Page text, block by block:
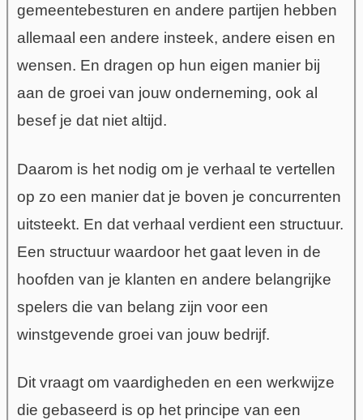
gemeentebesturen en andere partijen hebben
allemaal een andere insteek, andere eisen en
wensen. En dragen op hun eigen manier bij
aan de groei van jouw onderneming, ook al
besef je dat niet altijd.
Daarom is het nodig om je verhaal te vertellen
op zo een manier dat je boven je concurrenten
uitsteekt. En dat verhaal verdient een structuur.
Een structuur waardoor het gaat leven in de
hoofden van je klanten en andere belangrijke
spelers die van belang zijn voor een
winstgevende groei van jouw bedrijf.
Dit vraagt om vaardigheden en een werkwijze
die gebaseerd is op het principe van een